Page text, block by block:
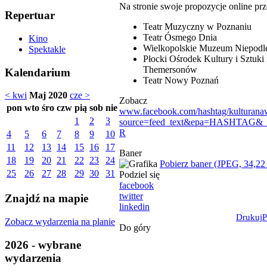
Repertuar
Kino
Spektakle
Kalendarium
< kwi Maj 2020 cze >
pon wto śro czw pią sob nie
1
2
3
4
5 6 7 8 9
10
11
12 13 14 15 16
17
18
19 20 21 22 23
24
25
26 27 28 29 30 31
Znajdź na mapie
Zobacz wydarzenia na planie
2026 - wybrane
wydarzenia
Na stronie swoje propozycje online
Teatr Muzyczny w Poznaniu
Teatr Ósmego Dnia
Wielkopolskie Muzeum
Płocki Ośrodek Kultury i Sztuki
Themersonów
Teatr Nowy Poznań
Zobacz
www.facebook.com/hashtag/
R
Baner
Pobierz baner (JPEG,
Podziel się
facebook
twitter
linkedin
Drukuj
Do góry